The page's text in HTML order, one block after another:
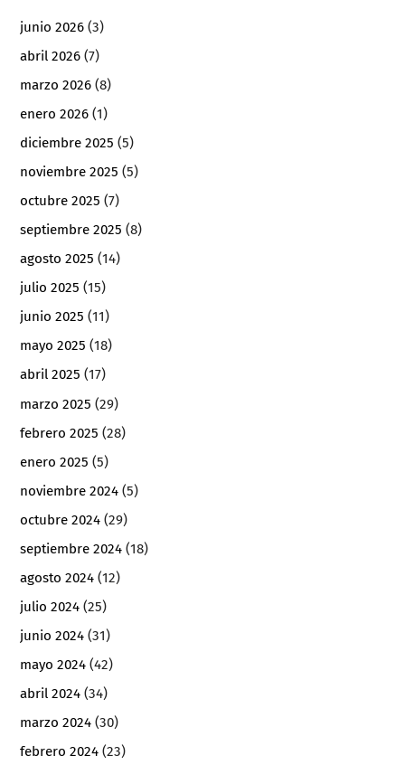
junio 2026 (3)
abril 2026 (7)
marzo 2026 (8)
enero 2026 (1)
diciembre 2025 (5)
noviembre 2025 (5)
octubre 2025 (7)
septiembre 2025 (8)
agosto 2025 (14)
julio 2025 (15)
junio 2025 (11)
mayo 2025 (18)
abril 2025 (17)
marzo 2025 (29)
febrero 2025 (28)
enero 2025 (5)
noviembre 2024 (5)
octubre 2024 (29)
septiembre 2024 (18)
agosto 2024 (12)
julio 2024 (25)
junio 2024 (31)
mayo 2024 (42)
abril 2024 (34)
marzo 2024 (30)
febrero 2024 (23)